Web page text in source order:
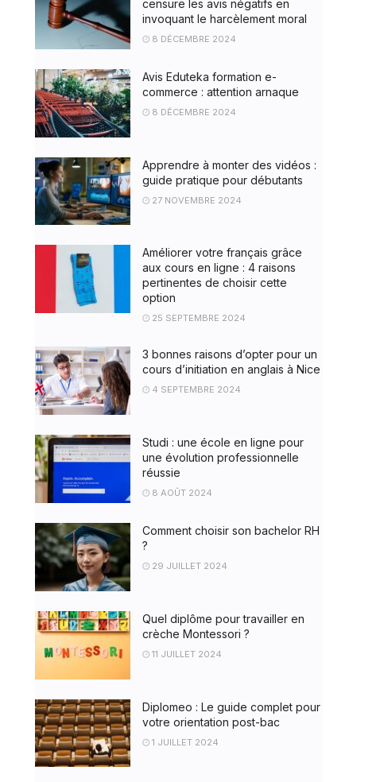
censure les avis négatifs en
invoquant le harcèlement moral
8 DÉCEMBRE 2024
Avis Eduteka formation e-
commerce : attention arnaque
8 DÉCEMBRE 2024
Apprendre à monter des vidéos :
guide pratique pour débutants
27 NOVEMBRE 2024
Améliorer votre français grâce
aux cours en ligne : 4 raisons
pertinentes de choisir cette
option
25 SEPTEMBRE 2024
3 bonnes raisons d’opter pour un
cours d’initiation en anglais à Nice
4 SEPTEMBRE 2024
Studi : une école en ligne pour
une évolution professionnelle
réussie
8 AOÛT 2024
Comment choisir son bachelor RH
?
29 JUILLET 2024
Quel diplôme pour travailler en
crèche Montessori ?
11 JUILLET 2024
Diplomeo : Le guide complet pour
votre orientation post-bac
1 JUILLET 2024